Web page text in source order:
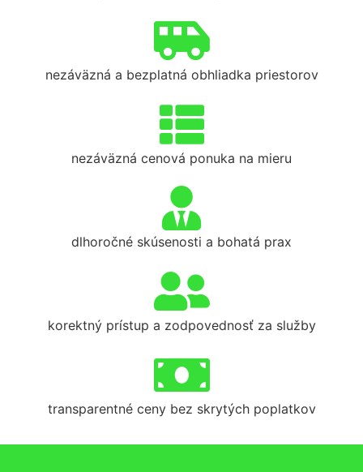
nezáväzná a bezplatná obhliadka priestorov
nezáväzná cenová ponuka na mieru
dlhoročné skúsenosti a bohatá prax
korektný prístup a zodpovednosť za služby
transparentné ceny bez skrytých poplatkov